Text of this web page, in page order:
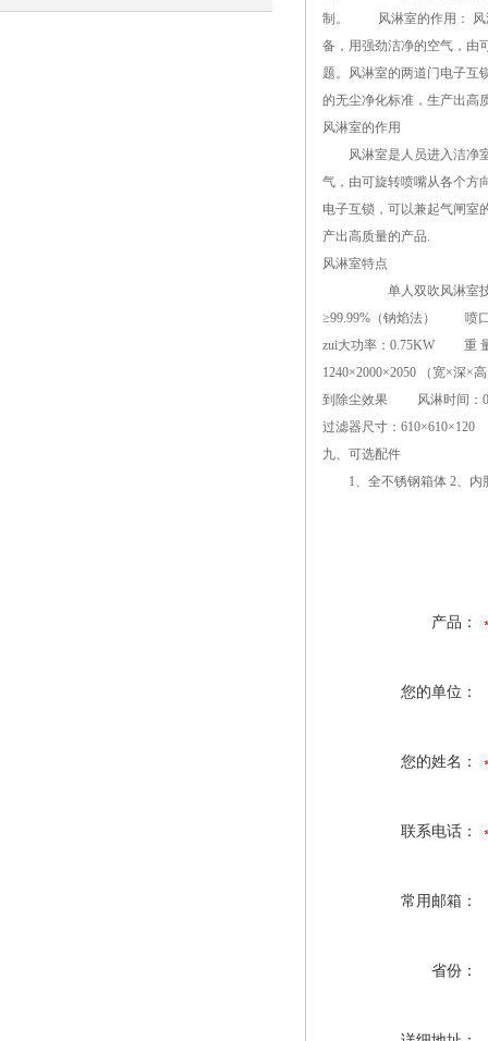
制。 风淋室的作用： 风淋
备，用强劲洁净的空气，由
题。风淋室的两道门电子互
的无尘净化标准，生产出高
风淋室的作用
风淋室是人员进入洁净室
气，由可旋转喷嘴从各个方
电子互锁，可以兼起气闸室
产出高质量的产品.
风淋室特点
单人双吹风淋室技术参
≥99.99%（钠焰法） 喷
zui大功率：0.75KW 重
1240×2000×2050 （宽×
到除尘效果 风淋时间：
过滤器尺寸：
九、可选配件
1、全不锈钢箱体 2、内胆
产品：
您的单位：
您的姓名：
联系电话：
常用邮箱：
省份：